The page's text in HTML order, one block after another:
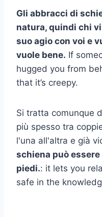
Gli abbracci di
natura, quindi chi
suo agio con voi e
vuole bene. If
hugged you from
that it’s creepy.
Si tratta comunque
più spesso tra
l'una all'altra e già
schiena può
piedi.: it lets you
safe in the